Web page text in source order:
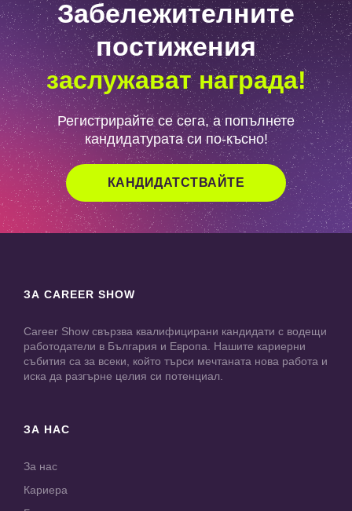
Забележителните
постижения
заслужават награда!
Регистрирайте се сега, а попълнете
кандидатурата си по-късно!
КАНДИДАТСТВАЙТЕ
ЗА CAREER SHOW
Career Show свързва квалифицирани кандидати с водещи
работодатели в България и Европа. Нашите кариерни
събития са за всеки, който търси мечтаната нова работа и
иска да разгърне целия си потенциал.
ЗА НАС
За нас
Кариера